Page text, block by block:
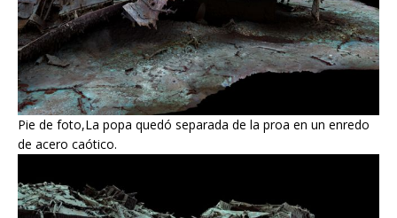
Pie de foto,La popa quedó separada de la proa en un enredo
de acero caótico.